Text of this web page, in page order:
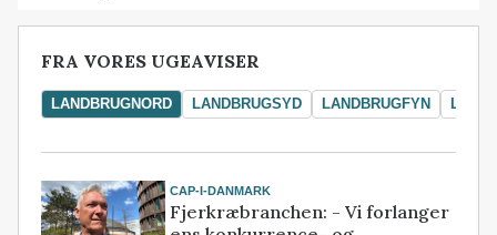
FRA VORES UGEAVISER
LANDBRUGNORD LANDBRUGSYD LANDBRUGFYN
CAP-I-DANMARK
Fjerkræbranchen: - Vi forlanger